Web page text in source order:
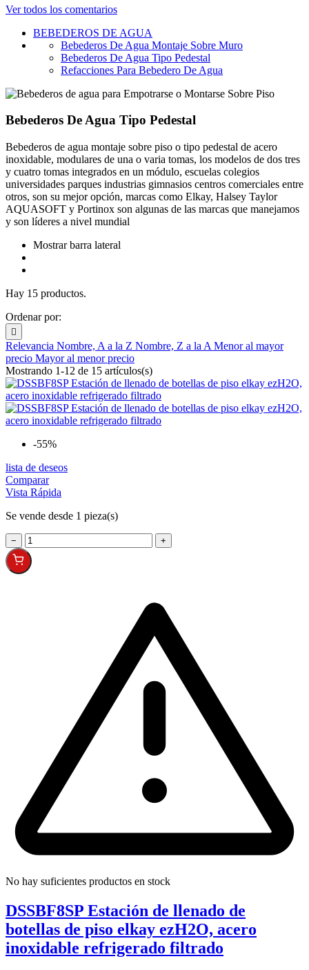
Ver todos los comentarios
BEBEDEROS DE AGUA
Bebederos De Agua Montaje Sobre Muro
Bebederos De Agua Tipo Pedestal
Refacciones Para Bebedero De Agua
Bebederos De Agua Tipo Pedestal
Bebederos de agua montaje sobre piso o tipo pedestal de acero
inoxidable, modulares de una o varia tomas, los modelos de dos tres
y cuatro tomas integrados en un módulo, escuelas colegios
universidades parques industrias gimnasios centros comerciales entre
otros, son su mejor opción, marcas como Elkay, Halsey Taylor
AQUASOFT y Portinox son algunas de las marcas que manejamos
y son líderes a nivel mundial
Mostrar barra lateral
Hay 15 productos.
Ordenar por:

Relevancia Nombre, A a la Z Nombre, Z a la A Menor al mayor
precio Mayor al menor precio
Mostrando 1-12 de 15 artículos(s)
-55%
lista de deseos
Comparar
Vista Rápida
Se vende desde 1 pieza(s)
− +
No hay suficientes productos en stock
DSSBF8SP Estación de llenado de
botellas de piso elkay ezH2O, acero
inoxidable refrigerado filtrado